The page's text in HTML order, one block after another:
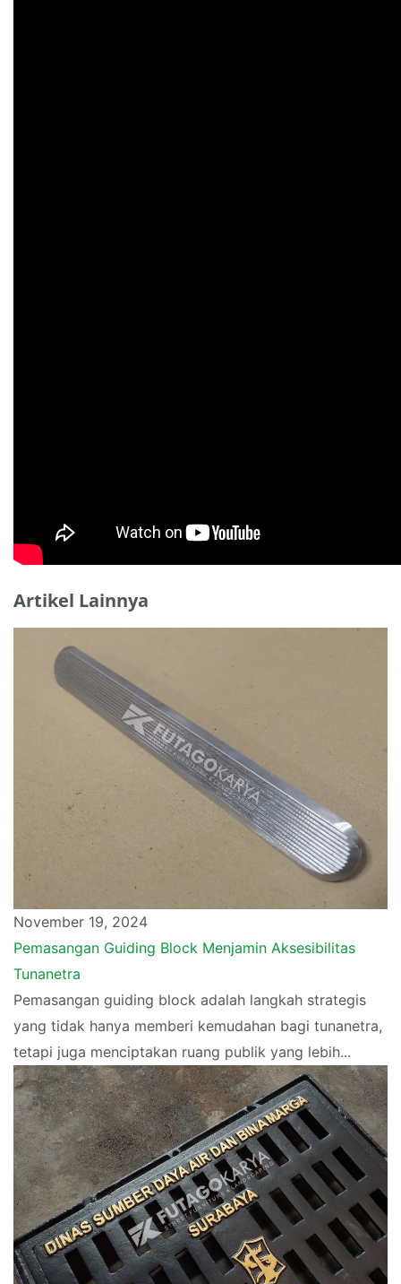
Artikel Lainnya
November 19, 2024
Pemasangan Guiding Block Menjamin Aksesibilitas
Tunanetra
Pemasangan guiding block adalah langkah strategis
yang tidak hanya memberi kemudahan bagi tunanetra,
tetapi juga menciptakan ruang publik yang lebih...